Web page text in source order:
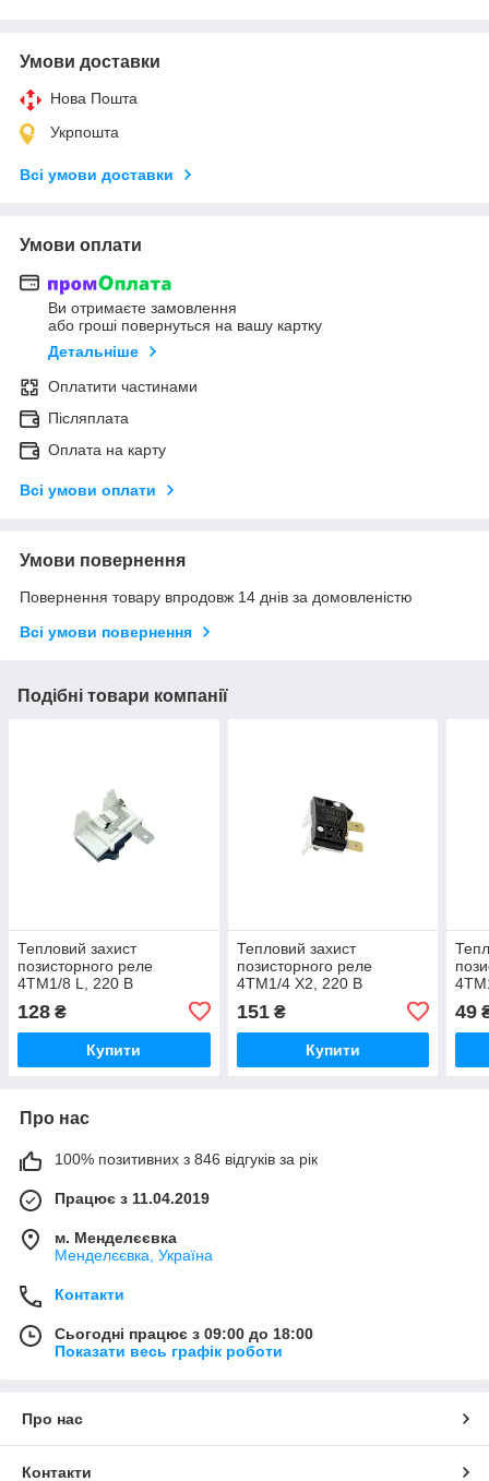
Умови доставки
Нова Пошта
Укрпошта
Всі умови доставки
Умови оплати
Ви отримаєте замовлення
або гроші повернуться на вашу картку
Детальніше
Оплатити частинами
Післяплата
Оплата на карту
Всі умови оплати
Умови повернення
Повернення товару впродовж 14 днів за домовленістю
Всі умови повернення
Подібні товари компанії
Тепловий захист
позисторного реле
4TM1/8 L, 220 В
128 ₴
Купити
Тепловий захист
позисторного реле
4TM1/4 X2, 220 В
151₴
Купити
49
Про нас
100% позитивних з 846 відгуків за рік
Працює з 11.04.2019
м. Менделєєвка
Менделєєвка, Україна
Контакти
Сьогодні працює з 09:00 до 18:00
Показати весь графік роботи
Про нас
Контакти